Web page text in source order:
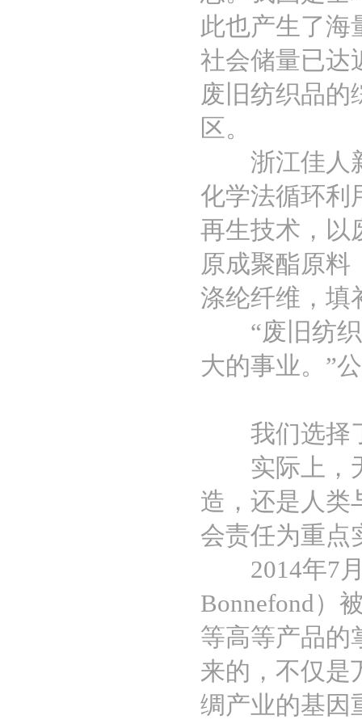
此也产生了海
社会储量已达
废旧纺织品的
区。
浙江佳人新
化学法循环利
再生技术，以
原成聚酯原料
涤纶纤维，填
“废旧纺织
大的事业。”
我们选择了
实际上，无
造，还是人类
会责任为重点
2014年7月
Bonnefond）
等高等产品的
来的，不仅是
绸产业的基因